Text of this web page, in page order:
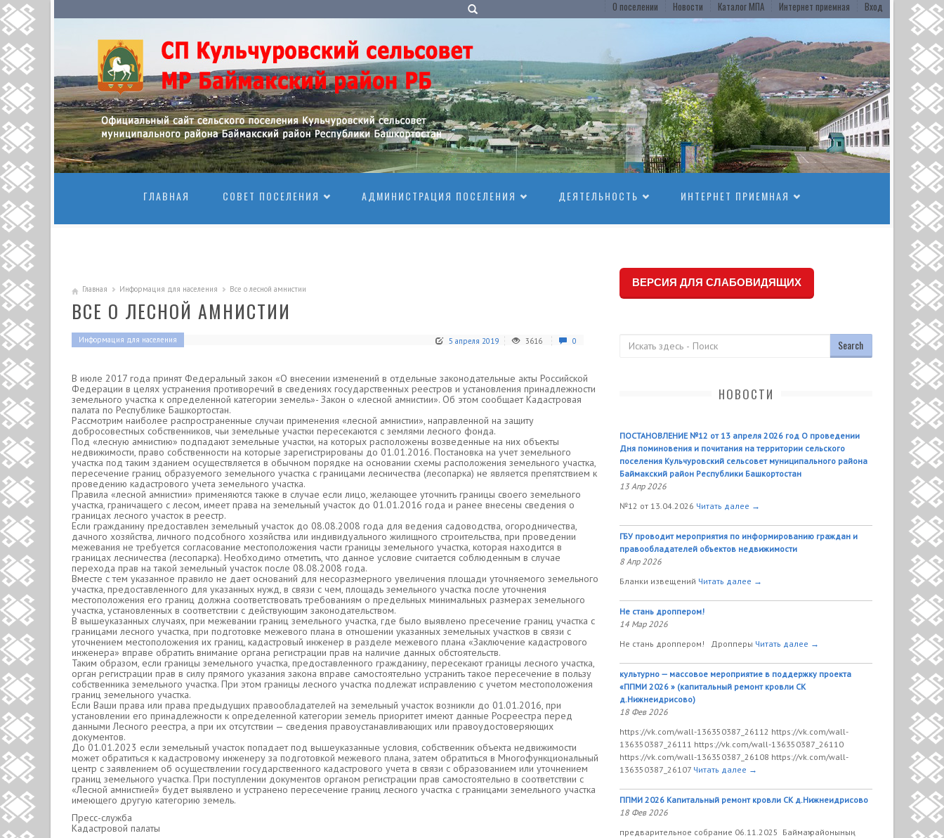
О поселении Новости Каталог МПА Интернет приемная Вход
ГЛАВНАЯ
СОВЕТ ПОСЕЛЕНИЯ АДМИНИСТРАЦИЯ ПОСЕЛЕНИЯ ДЕЯТЕЛЬНОСТЬ ИНТЕРНЕТ ПРИЕМНАЯ
Главная Информация для населения Все о лесной амнистии
ВСЕ О ЛЕСНОЙ АМНИСТИИ
Информация для населения 5 апреля 2019 3616 0
В июле 2017 года принят Федеральный закон «О внесении изменений в отдельные законодательные акты Российской
Федерации в целях устранения противоречий в сведениях государственных реестров и установления принадлежности
земельного участка к определенной категории земель»- Закон о «лесной амнистии». Об этом сообщает Кадастровая
палата по Республике Башкортостан.
Рассмотрим наиболее распространенные случаи применения «лесной амнистии», направленной на защиту
добросовестных собственников, чьи земельные участки пересекаются с землями лесного фонда.
Под «лесную амнистию» подпадают земельные участки, на которых расположены возведенные на них объекты
недвижимости, право собственности на которые зарегистрированы до 01.01.2016. Постановка на учет земельного
участка под таким зданием осуществляется в обычном порядке на основании схемы расположения земельного участка,
пересечение границ образуемого земельного участка с границами лесничества (лесопарка) не является препятствием к
проведению кадастрового учета земельного участка.
Правила «лесной амнистии» применяются также в случае если лицо, желающее уточнить границы своего земельного
участка, граничащего с лесом, имеет права на земельный участок до 01.01.2016 года и ранее внесены сведения о
границах лесного участок в реестр.
Если гражданину предоставлен земельный участок до 08.08.2008 года для ведения садоводства, огородничества,
дачного хозяйства, личного подсобного хозяйства или индивидуального жилищного строительства, при проведении
межевания не требуется согласование местоположения части границы земельного участка, которая находится в
границах лесничества (лесопарка). Необходимо отметить, что данное условие считается соблюденным в случае
перехода прав на такой земельный участок после 08.08.2008 года.
Вместе с тем указанное правило не дает оснований для несоразмерного увеличения площади уточняемого земельного
участка, предоставленного для указанных нужд, в связи с чем, площадь земельного участка после уточнения
местоположения его границ должна соответствовать требованиям о предельных минимальных размерах земельного
участка, установленных в соответствии с действующим законодательством.
В вышеуказанных случаях, при межевании границ земельного участка, где было выявлено пресечение границ участка с
границами лесного участка, при подготовке межевого плана в отношении указанных земельных участков в связи с
уточнением местоположения их границ, кадастровый инженер в разделе межевого плана «Заключение кадастрового
инженера» вправе обратить внимание органа регистрации прав на наличие данных обстоятельств.
Таким образом, если границы земельного участка, предоставленного гражданину, пересекают границы лесного участка,
орган регистрации прав в силу прямого указания закона вправе самостоятельно устранить такое пересечение в пользу
собственника земельного участка. При этом границы лесного участка подлежат исправлению с учетом местоположения
границ земельного участка.
Если Ваши права или права предыдущих правообладателей на земельный участок возникли до 01.01.2016, при
установлении его принадлежности к определенной категории земель приоритет имеют данные Росреестра перед
данными Лесного реестра, а при их отсутствии — сведения правоустанавливающих или правоудостоверяющих
документов.
До 01.01.2023 если земельный участок попадает под вышеуказанные условия, собственник объекта недвижимости
может обратиться к кадастровому инженеру за подготовкой межевого плана, затем обратиться в Многофункциональный
центр с заявлением об осуществлении государственного кадастрового учета в связи с образованием или уточнением
границ земельного участка. При поступлении документов органом регистрации прав самостоятельно в соответствии с
«Лесной амнистией» будет выявлено и устранено пересечение границ лесного участка с границами земельного участка
имеющего другую категорию земель.
Пресс-служба
Кадастровой палаты
ВЕРСИЯ ДЛЯ СЛАБОВИДЯЩИХ
НОВОСТИ
ПОСТАНОВЛЕНИЕ №12 от 13 апреля 2026 год О проведении
Дня поминовения и почитания на территории сельского
поселения Кульчуровский сельсовет муниципального района
Баймакский район Республики Башкортостан
13 Апр 2026
№12 от 13.04.2026 Читать далее →
ГБУ проводит мероприятия по информированию граждан и
правообладателей объектов недвижимости
8 Апр 2026
Бланки извещений Читать далее →
Не стань дроппером!
14 Мар 2026
Не стань дроппером! Дропперы Читать далее →
культурно — массовое мероприятие в поддержку проекта
«ППМИ 2026 » (капитальный ремонт кровли СК
д.Нижнеидрисово)
18 Фев 2026
https://vk.com/wall-136350387_26112 https://vk.com/wall-
136350387_26111 https://vk.com/wall-136350387_26110
https://vk.com/wall-136350387_26108 https://vk.com/wall-
136350387_26107 Читать далее →
ППМИ 2026 Капитальный ремонт кровли СК д.Нижнеидрисово
18 Фев 2026
предварительное собрание 06.11.2025 Баймаҡ районының